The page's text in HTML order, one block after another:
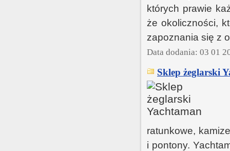
których prawie
że okoliczności,
zapoznania się z
Data dodania: 03 01
Sklep żeglarski
ratunkowe,
i pontony.